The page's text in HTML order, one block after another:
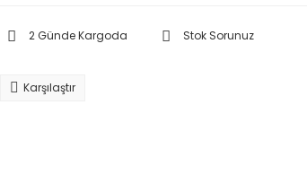
2 Günde Kargoda Stok Sorunuz
Karşılaştır